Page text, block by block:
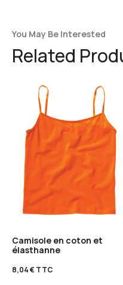
You May Be Interested
Related
Camisole en coton et
élasthanne
8,04€TTC